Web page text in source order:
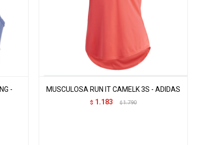
-
MUSCULOSA RUN IT CAMELK 3S - ADIDAS
$ 1.183 $ 1.790